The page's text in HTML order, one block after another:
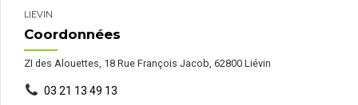
LIEVIN
Coordonnées
ZI des Alouettes, 18 Rue François Jacob, 62800 Liévin
03 21 13 49 13